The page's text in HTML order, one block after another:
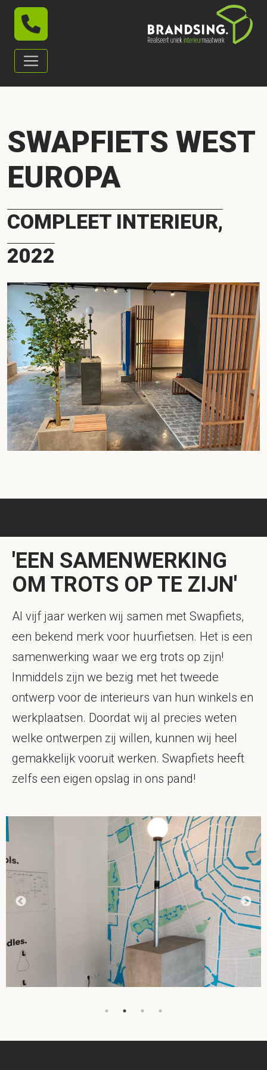
SWAPFIETS WEST
EUROPA
COMPLEET INTERIEUR,
2022
'EEN SAMENWERKING
OM TROTS OP TE ZIJN'
Al vijf jaar werken wij samen met Swapfiets,
een bekend merk voor huurfietsen. Het is een
samenwerking waar we erg trots op zijn!
Inmiddels zijn we bezig met het tweede
ontwerp voor de interieurs van hun winkels en
werkplaatsen. Doordat wij al precies weten
welke ontwerpen zij willen, kunnen wij heel
gemakkelijk vooruit werken. Swapfiets heeft
zelfs een eigen opslag in ons pand!